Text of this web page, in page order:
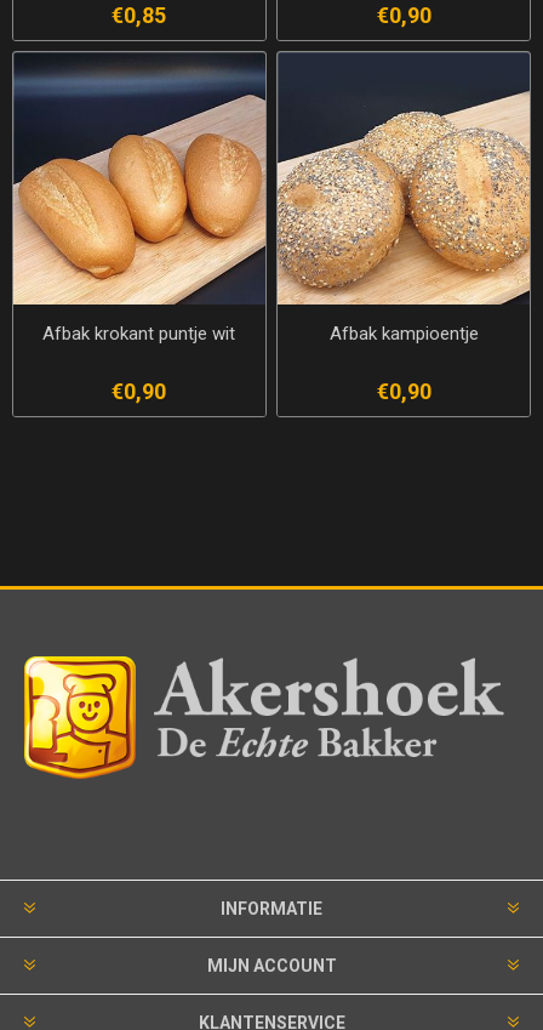
€0,85 €0,90
Afbak krokant puntje wit
€0,90
Afbak kampioentje
€0,90
INFORMATIE
MIJN ACCOUNT
KLANTENSERVICE